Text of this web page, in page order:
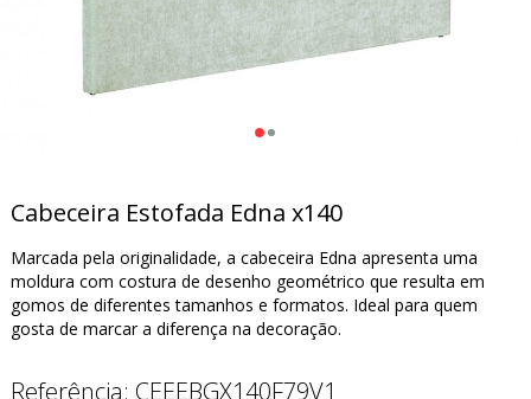
Cabeceira Estofada Edna x140
Marcada pela originalidade, a cabeceira Edna apresenta uma
moldura com costura de desenho geométrico que resulta em
gomos de diferentes tamanhos e formatos. Ideal para quem
gosta de marcar a diferença na decoração.
Referência: CEEEBGX140F79V1